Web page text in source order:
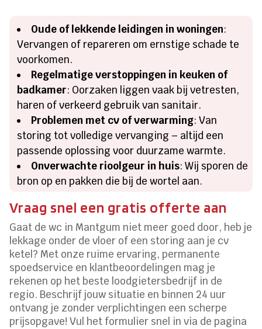
Oude of lekkende leidingen in woningen:
Vervangen of repareren om ernstige schade te
voorkomen.
Regelmatige verstoppingen in keuken of
badkamer: Oorzaken liggen vaak bij vetresten,
haren of verkeerd gebruik van sanitair.
Problemen met cv of verwarming: Van
storing tot volledige vervanging – altijd een
passende oplossing voor duurzame warmte.
Onverwachte rioolgeur in huis: Wij sporen de
bron op en pakken die bij de wortel aan.
Vraag snel een gratis offerte aan
Gaat de wc in Mantgum niet meer goed door, heb je
lekkage onder de vloer of een storing aan je cv
ketel? Met onze ruime ervaring, permanente
spoedservice en klantbeoordelingen mag je
rekenen op het beste loodgietersbedrijf in de
regio. Beschrijf jouw situatie en binnen 24 uur
ontvang je zonder verplichtingen een scherpe
prijsopgave! Vul het formulier snel in via de pagina